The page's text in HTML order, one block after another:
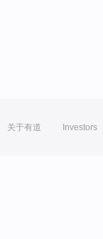
关于有道 Investors